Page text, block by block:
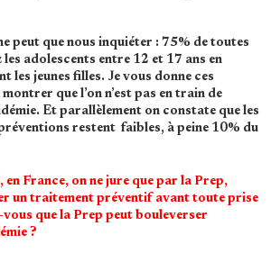
peut que nous inquiéter : 75% de toutes
adolescents entre 12 et 17 ans en
les jeunes filles. Je vous donne ces
que l’on n’est pas en train de
Et parallèlement on constate que les
restent faibles, à peine 10% du
en France, on ne jure que par la Prep,
un traitement préventif avant toute prise
que la Prep peut bouleverser
?